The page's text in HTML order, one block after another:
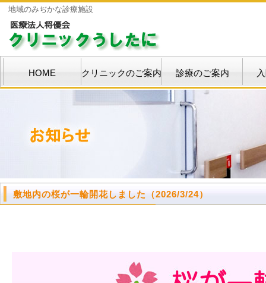
地域のみぢかな診療施設
HOME クリニックのご案内 診療のご案内
敷地内の桜が一輪開花しました （2026/3/24）